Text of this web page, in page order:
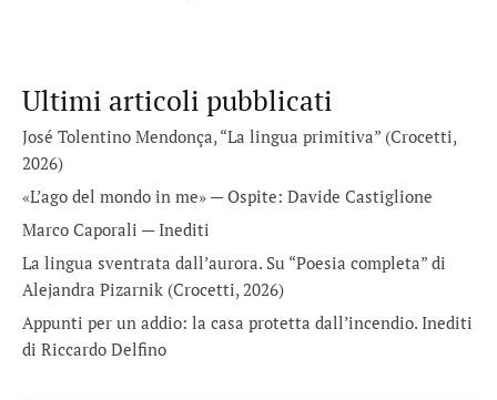
Ultimi articoli pubblicati
José Tolentino Mendonça, “La lingua primitiva” (Crocetti,
2026)
«L’ago del mondo in me» — Ospite: Davide Castiglione
Marco Caporali — Inediti
La lingua sventrata dall’aurora. Su “Poesia completa” di
Alejandra Pizarnik (Crocetti, 2026)
Appunti per un addio: la casa protetta dall’incendio. Inediti
di Riccardo Delfino